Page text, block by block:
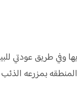
وفي طريق عودتي
بمزرعه